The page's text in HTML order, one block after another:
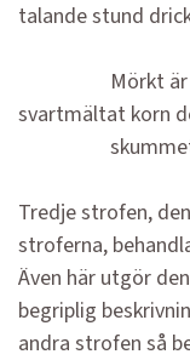
talande stund
Mörkt är
svartmältat korn
skummet
Tredje strofen,
stroferna,
Även här utgör
begriplig
andra strofen så